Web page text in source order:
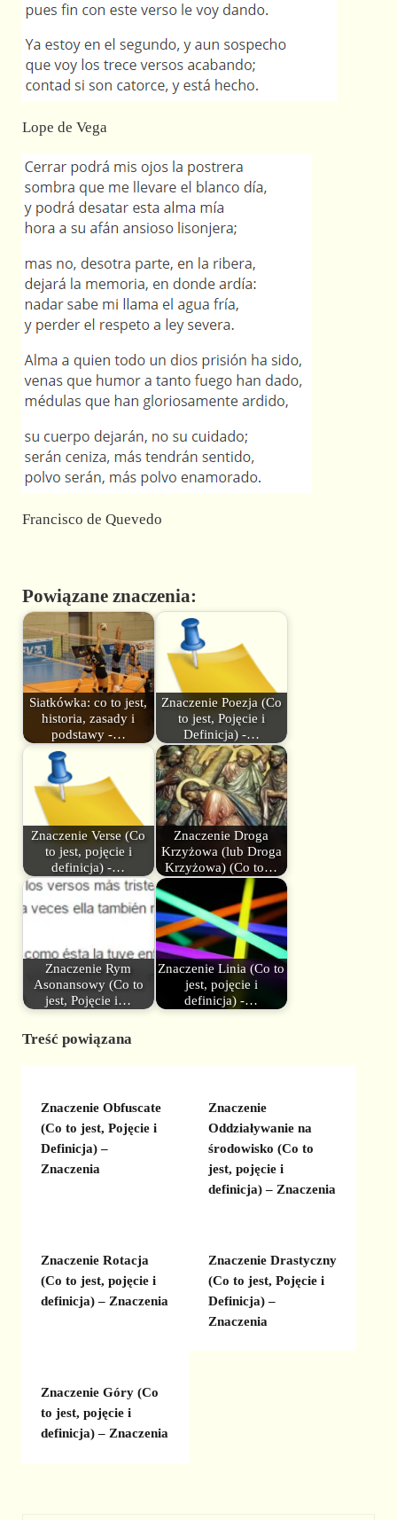
Lope de Vega
Francisco de Quevedo
Powiązane znaczenia:
Siatkówka: co to jest,
historia, zasady i
podstawy -…
Znaczenie Poezja (Co
to jest, Pojęcie i
Definicja) -…
Znaczenie Verse (Co
to jest, pojęcie i
definicja) -…
Znaczenie Droga
Krzyżowa (lub Droga
Krzyżowa) (Co to…
Znaczenie Rym
Asonansowy (Co to
jest, Pojęcie i…
Znaczenie Linia (Co to
jest, pojęcie i
definicja) -…
Treść powiązana
Znaczenie Obfuscate
(Co to jest, Pojęcie i
Definicja) –
Znaczenia
Znaczenie
Oddziaływanie na
środowisko (Co to
jest, pojęcie i
definicja) – Znaczenia
Znaczenie Rotacja
(Co to jest, pojęcie i
definicja) – Znaczenia
Znaczenie Drastyczny
(Co to jest, Pojęcie i
Definicja) –
Znaczenia
Znaczenie Góry (Co
to jest, pojęcie i
definicja) – Znaczenia